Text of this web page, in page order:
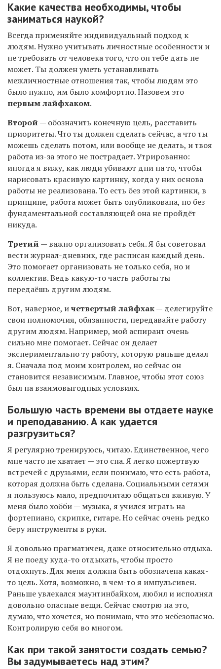
Какие качества необходимы, чтобы
заниматься наукой?
Всегда применяйте индивидуальный подход к
людям. Нужно учитывать личностные особенности и
не требовать от человека того, что он тебе дать не
может. Ты должен уметь устанавливать
межличностные отношения так, чтобы людям это
было нужно, им было комфортно. Назовем это
первым лайфхаком.
Второй — обозначить конечную цель, расставить
приоритеты. Что ты должен сделать сейчас, а что ты
можешь сделать потом, или вообще не делать, и твоя
работа из-за этого не пострадает. Утрированно:
иногда я вижу, как люди убивают дни на то, чтобы
нарисовать красивую картинку, когда у них основа
работы не реализована. То есть без этой картинки, в
принципе, работа может быть опубликована, но без
фундаментальной составляющей она не пройдёт
никуда.
Третий — важно организовать себя. Я бы советовал
вести журнал-дневник, где расписан каждый день.
Это помогает организовать не только себя, но и
коллектив. Ведь какую-то часть работы ты
передаёшь другим людям.
Вот, наверное, ичетвертый лайфхак— делегируйте
свои полномочия, обязанности, передавайте работу
другим людям. Например, мой аспирант очень
сильно мне помогает. Сейчас он делает
экспериментально ту работу, которую раньше делал
я. Сначала под моим контролем, но сейчас он
становится независимым. Главное, чтобы этот союз
был на взаимовыгодных условиях.
Большую часть времени вы отдаете науке
и преподаванию. А как удается
разгрузиться?
Я регулярно тренируюсь, читаю. Единственное, чего
мне часто не хватает — это сна. Я легко пожертвую
встречей с друзьями, если понимаю, что есть работа,
которая должна быть сделана. Социальными сетями
я пользуюсь мало, предпочитаю общаться вживую. У
меня было хобби — музыка, я учился играть на
фортепиано, скрипке, гитаре. Но сейчас очень редко
беру инструменты в руки.
Я довольно прагматичен, даже относительно отдыха.
Я не поеду куда-то отдыхать, чтобы просто
отдохнуть. Для меня должна быть обозначена какая-
то цель. Хотя, возможно, в чем-то я импульсивен.
Раньше увлекался маунтинбайком, любил и исполнял
довольно опасные вещи. Сейчас смотрю на это,
думаю, что хочется, но понимаю, что это небезопасно.
Контролирую себя во многом.
Как при такой занятости создать семью?
Вы задумываетесь над этим?